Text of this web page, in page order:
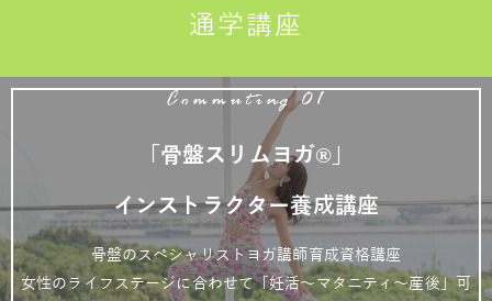
通学講座
Commuting 01
「骨盤スリムヨガ®」
インストラクター養成講座
骨盤のスペシャリストヨガ講師育成資格講座
女性のライフステージに合わせて「妊活～マタニティ～産後」可